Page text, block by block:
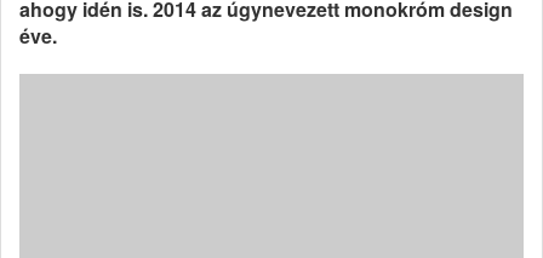
ahogy idén is. 2014 az úgynevezett monokróm design
éve.